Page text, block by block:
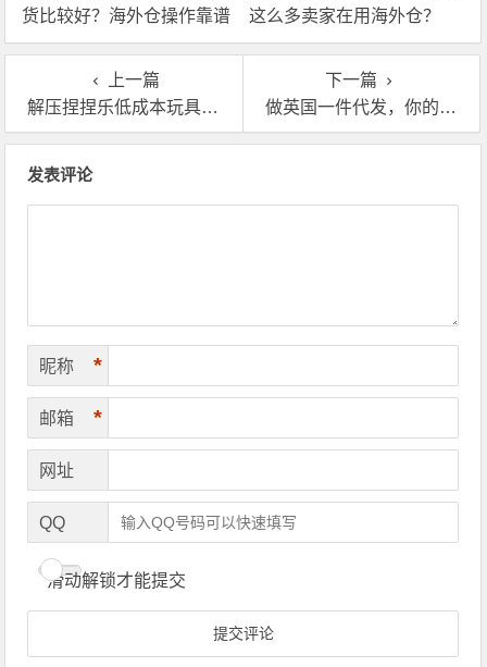
货比较好？海外仓操作靠谱
吗？
这么多卖家在用海外仓？
上一篇
解压捏捏乐低成本玩具卖爆跨境平台？他们都用了这个！
下一篇
做英国一件代发，你的带电智能设备仓库肯收吗？
发表评论
昵称 *
邮箱 *
网址
QQ
滑动解锁才能提交